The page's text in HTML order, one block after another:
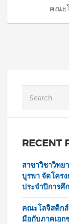
คณะ
RECENT
สาขาวิชาวิทย
บูรพา จัดโคร
ประจำปีการศึ
คณะโลจิสติกส์
มือกับภาคเอก